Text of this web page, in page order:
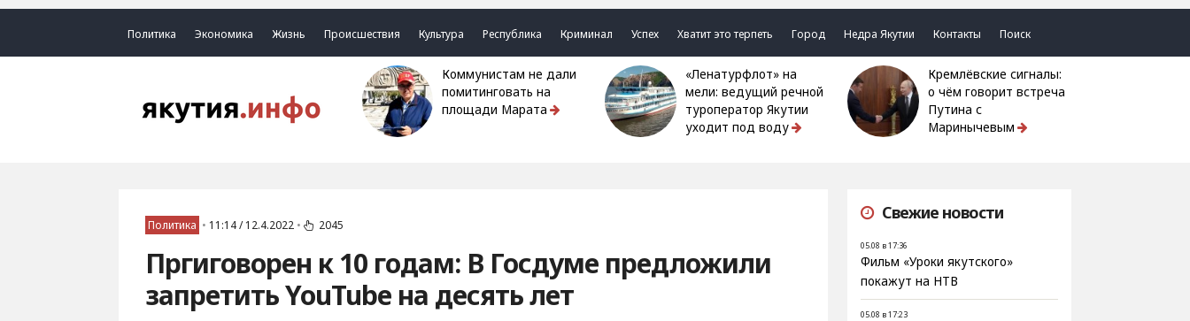
Политика Экономика Жизнь Происшествия Культура Республика Криминал Успех Хватит это терпеть Город Недра Якутии Контакты Поиск
Коммунистам не дали
помитинговать на
площади Марата
«Ленатурфлот» на
мели: ведущий речной
туроператор Якутии
уходит под воду
Кремлёвские сигналы:
о чём говорит встреча
Путина с
Маринычевым
Политика • 11:14 / 12.4.2022 • 2045
Пргиговорен к 10 годам: В Госдуме предложили
запретить YouTube на десять лет
Свежие новости
05.08 в 17:36
Фильм «Уроки якутского»
покажут на НТВ
05.08 в 17:23